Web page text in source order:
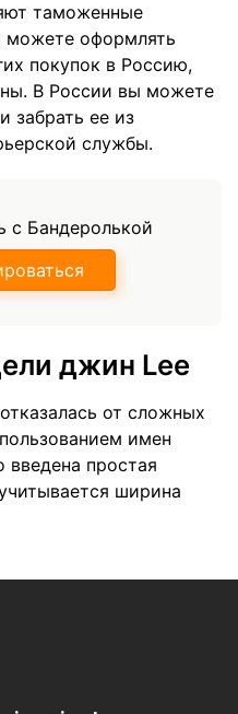
таможенные
можете оформлять
покупок в Россию,
В России вы можете
забрать ее из
службы.
с Бандеролькой
джин Lee
от сложных
имен
введена простая
ширина